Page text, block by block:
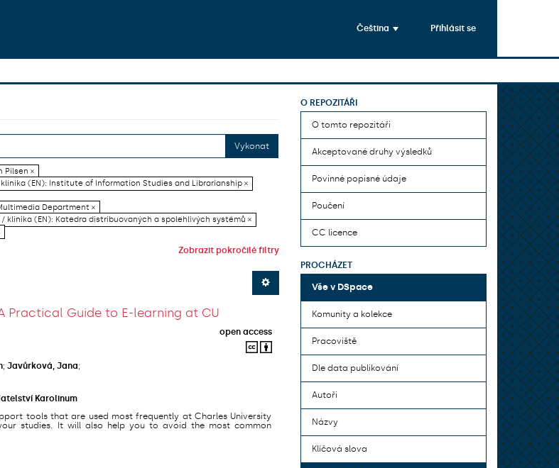
Čeština Přihlásit se
Vykonat
Pilsen ×
(EN): Institute of Information Studies and Librarianship ×
Department ×
klinika (EN): Katedra distribuovaných a spolehlivých systémů ×
Zobrazit pokročilé filtry
Practical Guide to E-learning at CU
open access
; Javůrková, Jana;
Karolinum
tools that are used most frequently at Charles University
studies. It will also help you to avoid the most common
O REPOZITÁŘI
O tomto repozitáři
Akceptované druhy výsledků
Povinné popisné údaje
Poučení
CC licence
PROCHÁZET
Vše v DSpace
Komunity a kolekce
Pracoviště
Dle data publikování
Autoři
Názvy
Klíčová slova